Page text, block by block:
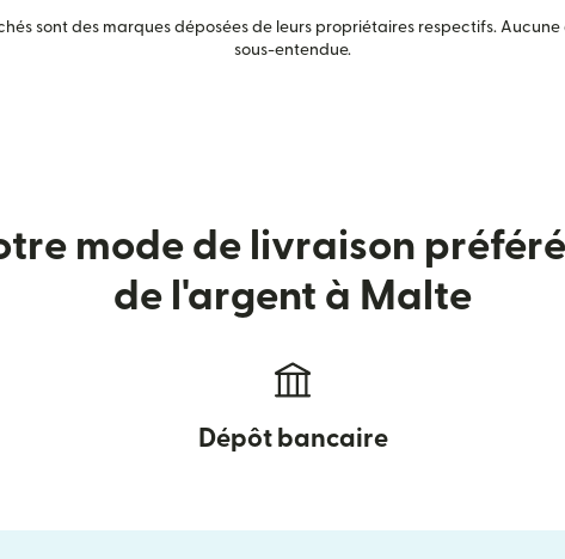
sont des marques déposées de leurs propriétaires respectifs.
sous-entendue.
mode de livraison
de l'argent à Malte
Dépôt bancaire